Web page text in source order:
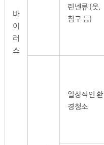
바
이
러
스
린넨류 (옷,
침구 등)
일상적인 환
경청소